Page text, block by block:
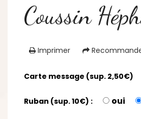
Coussin
Imprimer
Carte message (sup. 2,50€)
Ruban (sup. 10€) : oui